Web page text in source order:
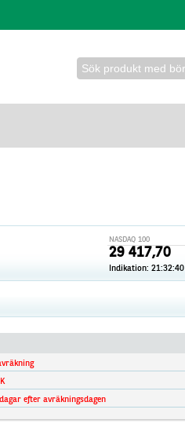
NASDAQ 100
29 417,70
Indikation: 21:32:40
efter avräkningsdagen